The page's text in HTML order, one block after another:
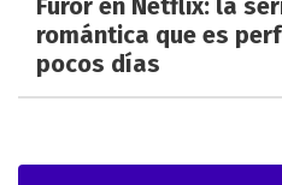
Furor en Netflix: la
romántica que es
pocos días